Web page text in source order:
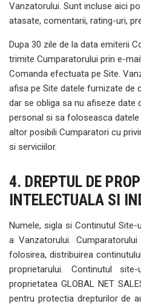
Vanzatorului. Sunt incluse aici
atasate, comentarii, rating-uri,
Dupa 30 zile de la data emiterii
trimite Cumparatorului prin e-
Comanda efectuata pe Site.
afisa pe Site datele furnizate de
dar se obliga sa nu afiseze date
personal si sa foloseasca
altor posibili Cumparatori cu
si serviciilor.
4. DREPTUL DE
INTELECTUALA SI
Numele, sigla si Continutul
a Vanzatorului.
folosirea, distribuirea
proprietarului. Continutul
proprietatea GLOBAL NET
pentru protectia drepturilor de